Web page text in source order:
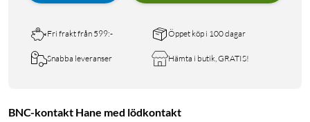
Fri frakt från 599:- Öppet köp i 100 dagar
Snabba leveranser Hämta i butik, GRATIS!
BNC-kontakt Hane med lödkontakt